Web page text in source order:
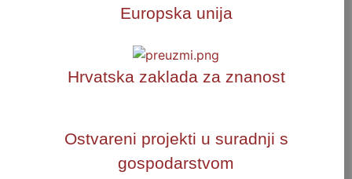
Europska unija
Hrvatska zaklada za znanost
Ostvareni projekti u suradnji s
gospodarstvom